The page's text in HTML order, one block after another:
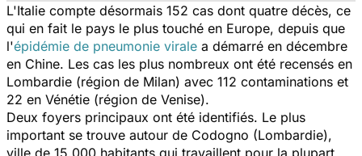
L'Italie compte désormais 152 cas dont quatre décès, ce
qui en fait le pays le plus touché en Europe, depuis que
l'épidémie de pneumonie virale a démarré en décembre
en Chine. Les cas les plus nombreux ont été recensés en
Lombardie (région de Milan) avec 112 contaminations et
22 en Vénétie (région de Venise).
Deux foyers principaux ont été identifiés. Le plus
important se trouve autour de Codogno (Lombardie),
ville de 15.000 habitants qui travaillent pour la plupart